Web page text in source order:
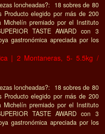
loncheadas?: 18 sobres de 80
elegido por más de 200
Michelín premiado por el Instituto
TASTE AWARD con 3
gastronómica apreciada por los
| 2 Montaneras, 5- 5.5kg /
loncheadas?: 18 sobres de 80
elegido por más de 200
Michelín premiado por el Instituto
TASTE AWARD con 3
gastronómica apreciada por los